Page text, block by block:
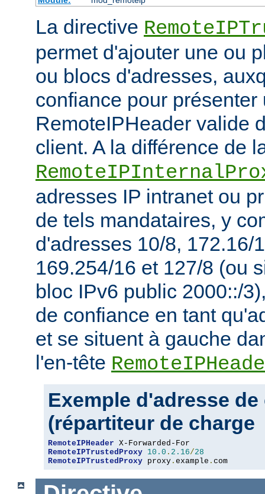
La directive
permet d'ajouter une ou
ou blocs d'adresses,
confiance pour présenter
RemoteIPHeader valide
client. A la différence de
adresses IP intranet ou
de tels mandataires, y
d'adresses 10/8, 172.16/
169.254/16 et 127/8 (ou
bloc IPv6 public 2000::/
de confiance en tant
et se situent à gauche
l'en-tête
Exemple d'adresse
(répartiteur de charge
RemoteIPHeader
RemoteIPTrustedProxy 10.0 . 2.16/28
RemoteIPTrustedProxy proxy . example . com